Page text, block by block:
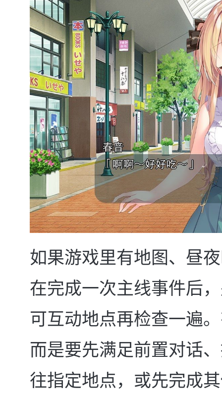
如果游戏里有地图、昼
在完成一次主线事件后
可互动地点再检查一遍
而是要先满足前置对话
往指定地点，或先完成